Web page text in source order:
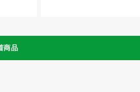
商品